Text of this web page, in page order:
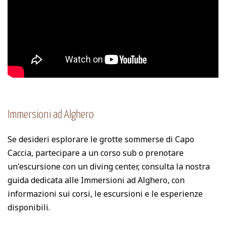
Immersioni ad Alghero
Se desideri esplorare le grotte sommerse di Capo
Caccia, partecipare a un corso sub o prenotare
un'escursione con un diving center, consulta la nostra
guida dedicata alle Immersioni ad Alghero, con
informazioni sui corsi, le escursioni e le esperienze
disponibili.